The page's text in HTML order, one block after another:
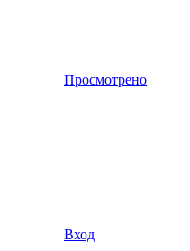
Просмотрено
Вход